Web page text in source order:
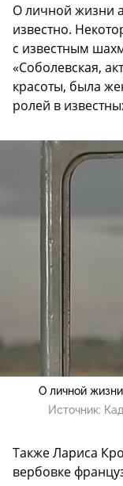
О личной жизни
известно.
с известным
«Соболевская,
красоты, была
ролей в
О личной
Источник:
Также Лариса
вербовке